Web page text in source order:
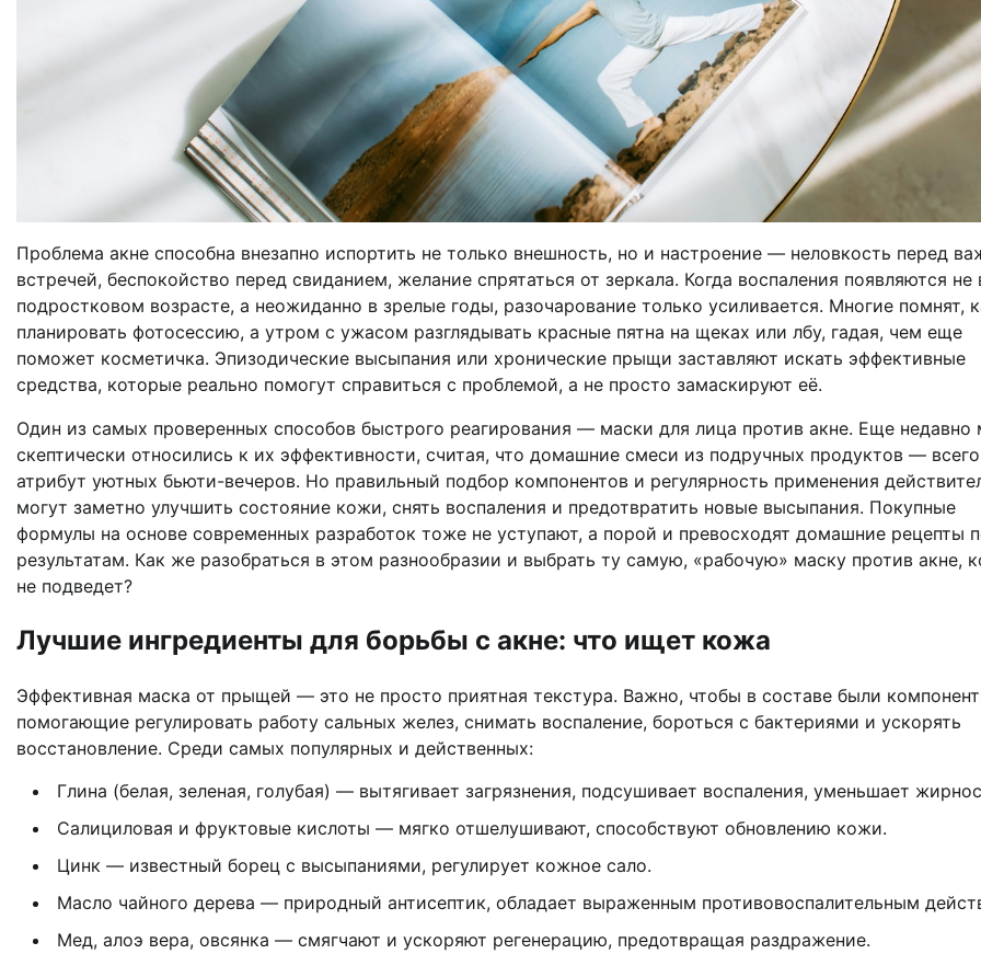
Проблема акне способна внезапно испортить не только внешность, но и настроение — неловкость перед
встречей, беспокойство перед свиданием, желание спрятаться от зеркала. Когда воспаления появляются не
подростковом возрасте, а неожиданно в зрелые годы, разочарование только усиливается. Многие помнят,
планировать фотосессию, а утром с ужасом разглядывать красные пятна на щеках или лбу, гадая, чем еще
поможет косметичка. Эпизодические высыпания или хронические прыщи заставляют искать эффективные
средства, которые реально помогут справиться с проблемой, а не просто замаскируют её.
Один из самых проверенных способов быстрого реагирования — маски для лица против акне. Еще недавно
скептически относились к их эффективности, считая, что домашние смеси из подручных продуктов —
атрибут уютных бьюти-вечеров. Но правильный подбор компонентов и регулярность применения
могут заметно улучшить состояние кожи, снять воспаления и предотвратить новые высыпания. Покупные
формулы на основе современных разработок тоже не уступают, а порой и превосходят домашние рецепты
результатам. Как же разобраться в этом разнообразии и выбрать ту самую, «рабочую» маску против акне,
не подведет?
Лучшие ингредиенты для борьбы с акне: что ищет кожа
Эффективная маска от прыщей — это не просто приятная текстура. Важно, чтобы в составе были
помогающие регулировать работу сальных желез, снимать воспаление, бороться с бактериями и ускорять
восстановление. Среди самых популярных и действенных:
Глина (белая, зеленая, голубая) — вытягивает загрязнения, подсушивает воспаления, уменьшает
Салициловая и фруктовые кислоты — мягко отшелушивают, способствуют обновлению кожи.
Цинк — известный борец с высыпаниями, регулирует кожное сало.
Масло чайного дерева — природный антисептик, обладает выраженным противовоспалительным
Мед, алоэ вера, овсянка — смягчают и ускоряют регенерацию, предотвращая раздражение.